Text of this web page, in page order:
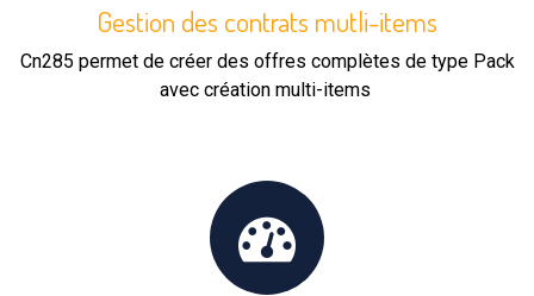
Gestion des contrats mutli-items
Cn285 permet de créer des offres complètes de type Pack
avec création multi-items